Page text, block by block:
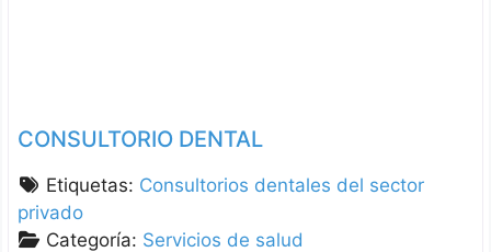
CONSULTORIO DENTAL
Etiquetas: Consultorios dentales del sector
privado
Categoría: Servicios de salud